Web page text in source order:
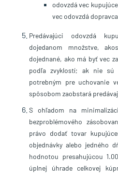
odovzdá vec
vec odovzdá
Predávajúci odovzdá
dojedanom množstve,
dojednané, ako má byť vec
podľa zvyklostí; ak nie sú
potrebným pre uchovanie
spôsobom zaobstará
S ohľadom na
bezproblémového
právo dodať tovar
objednávky alebo jedného
hodnotou presahujúcou
úplnej úhrade celkovej